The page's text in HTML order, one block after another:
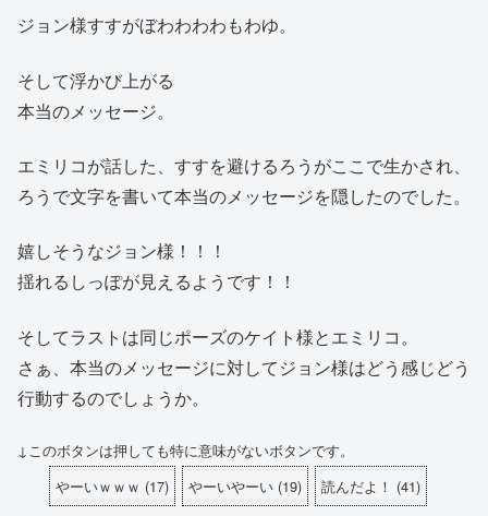
ジョン様すすがぼわわわわもわゆ。
そして浮かび上がる
本当のメッセージ。
エミリコが話した、すすを避けるろうがここで生かされ、
ろうで文字を書いて本当のメッセージを隠したのでした。
嬉しそうなジョン様！！！
揺れるしっぽが見えるようです！！
そしてラストは同じポーズのケイト様とエミリコ。
さぁ、本当のメッセージに対してジョン様はどう感じどう
行動するのでしょうか。
↓このボタンは押しても特に意味がないボタンです。
やーいｗｗｗ (17) やーいやーい (19) 読んだよ！ (41)